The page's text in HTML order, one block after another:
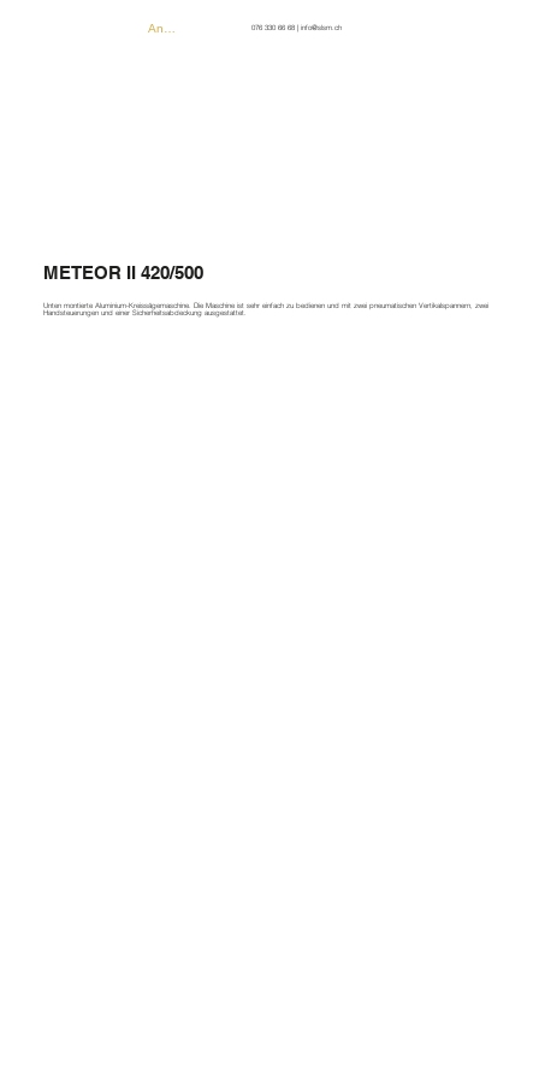
076 330 66 68|info@slsm.ch
Anmelden
METEOR II 420/500
Unten montierte Aluminium-Kreissägemaschine. Die Maschine ist sehr einfach zu bedienen und mit zwei pneumatischen Vertikalspannern, zwei
Handsteuerungen und einer Sicherheitsabdeckung ausgestattet.